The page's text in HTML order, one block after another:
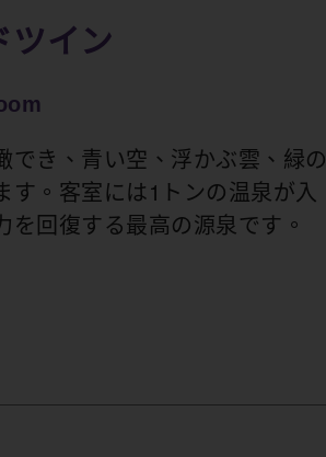
ツイン
でき、青い空、浮かぶ雲、緑の
す。客室には1トンの温泉が入
を回復する最高の源泉です。